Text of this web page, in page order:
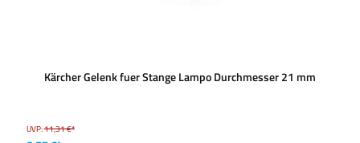
Kärcher Gelenk fuer Stange Lampo Durchmesser 21 mm
UVP:11,31 €*